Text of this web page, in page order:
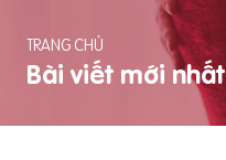
TRANG CHỦ
Bài viết mới nhất